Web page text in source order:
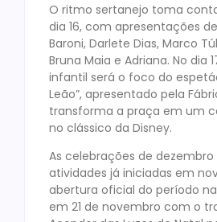
O ritmo sertanejo toma
dia 16, com apresentações
Baroni, Darlete Dias, Marco
Bruna Maia e Adriana. No dia
infantil será o foco do
Leão”, apresentado pela
transforma a praça em um
no clássico da Disney.
As celebrações de
atividades já iniciadas em
abertura oficial do período
em 21 de novembro com o